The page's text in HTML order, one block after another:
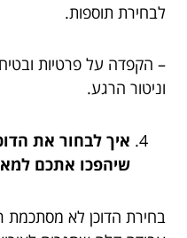
לבחירת תוספות.
– הקפדה על פרטיות
וניטור הרגע.
שיהפכו אתכם
בחירת הדוכן לא מסתכמת